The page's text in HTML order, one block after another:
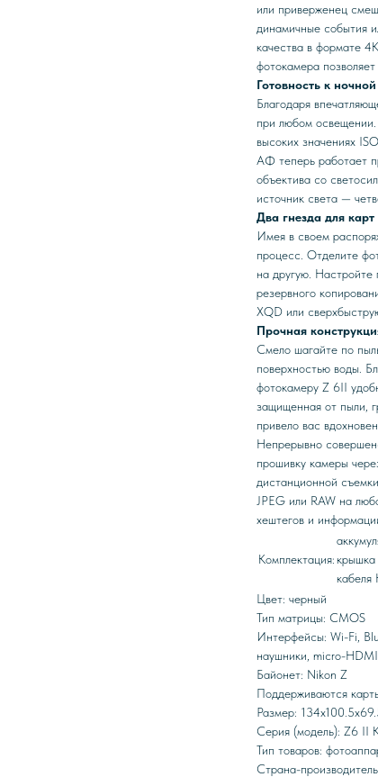
или приверженец
динамичные события
качества в формате
фотокамера
Готовность к
Благодаря
при любом освещении.
высоких значениях
АФ теперь работает
объектива со
источник света —
Два гнезда для
Имея в своем
процесс. Отделите
на другую. Настройте
резервного
XQD или
Прочная
Смело шагайте по
поверхностью воды.
фотокамеру Z 6II
защищенная от пыли,
привело вас
Непрерывно
прошивку камеры
дистанционной
JPEG или RAW на
хештегов и
Комплектация:крышка
кабеля
Цвет: черный
Тип матрицы: CMOS
Интерфейсы: Wi-Fi,
наушники, micro-
Байонет: Nikon Z
Поддерживаются
Размер:
Серия (модель): Z6 II
Тип товаров:
Страна-